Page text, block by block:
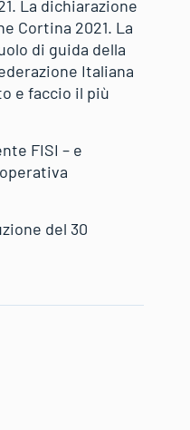
La dichiarazione
Cortina 2021. La
di guida della
Italiana
e faccio il più
FISI – e
del 30